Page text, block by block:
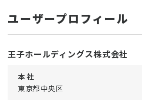
ユーザープロフィール
王子ホールディングス株式会社
本 社
東京都中央区